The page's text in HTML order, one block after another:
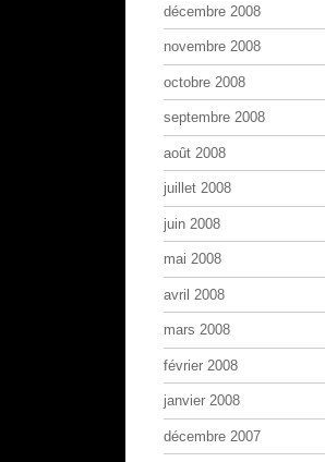
décembre 2008
novembre 2008
octobre 2008
septembre 2008
août 2008
juillet 2008
juin 2008
mai 2008
avril 2008
mars 2008
février 2008
janvier 2008
décembre 2007